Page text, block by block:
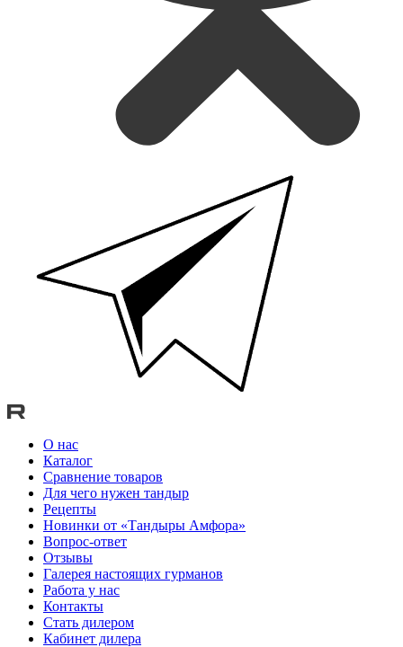
О нас
Каталог
Сравнение товаров
Для чего нужен тандыр
Рецепты
Новинки от «Тандыры Амфора»
Вопрос-ответ
Отзывы
Галерея настоящих гурманов
Работа у нас
Контакты
Стать дилером
Кабинет дилера